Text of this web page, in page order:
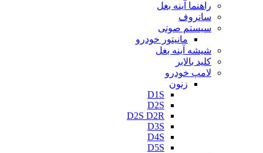
راهنما آینه بغل
سانروف
سیستم صوتی
مانیتور خودرو
شیشه آینه بغل
کلید بالابر
لامپ خودرو
زنون
D1S
D2S
D2S D2R
D3S
D4S
D5S